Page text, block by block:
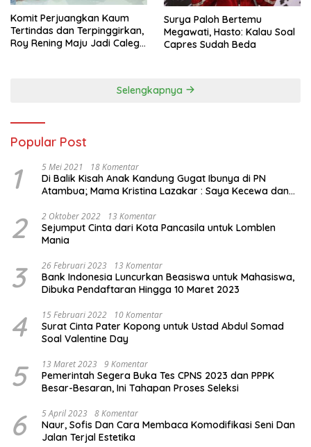
Komit Perjuangkan Kaum
Tertindas dan Terpinggirkan,
Roy Rening Maju Jadi Caleg
Surya Paloh Bertemu
Megawati, Hasto: Kalau Soal
Capres Sudah Beda
Selengkapnya
Popular Post
1 5 Mei 2021 18 Komentar
Di Balik Kisah Anak Kandung Gugat Ibunya di PN
Atambua; Mama Kristina Lazakar : Saya Kecewa dan
2 2 Oktober 2022 13 Komentar
Sejumput Cinta dari Kota Pancasila untuk Lomblen
Mania
3 26 Februari 2023 13 Komentar
Bank Indonesia Luncurkan Beasiswa untuk Mahasiswa,
Dibuka Pendaftaran Hingga 10 Maret 2023
4 15 Februari 2022 10 Komentar
Surat Cinta Pater Kopong untuk Ustad Abdul Somad
Soal Valentine Day
5 13 Maret 2023 9 Komentar
Pemerintah Segera Buka Tes CPNS 2023 dan PPPK
Besar-Besaran, Ini Tahapan Proses Seleksi
6 5 April 2023 8 Komentar
Naur, Sofis Dan Cara Membaca Komodifikasi Seni Dan
Jalan Terjal Estetika